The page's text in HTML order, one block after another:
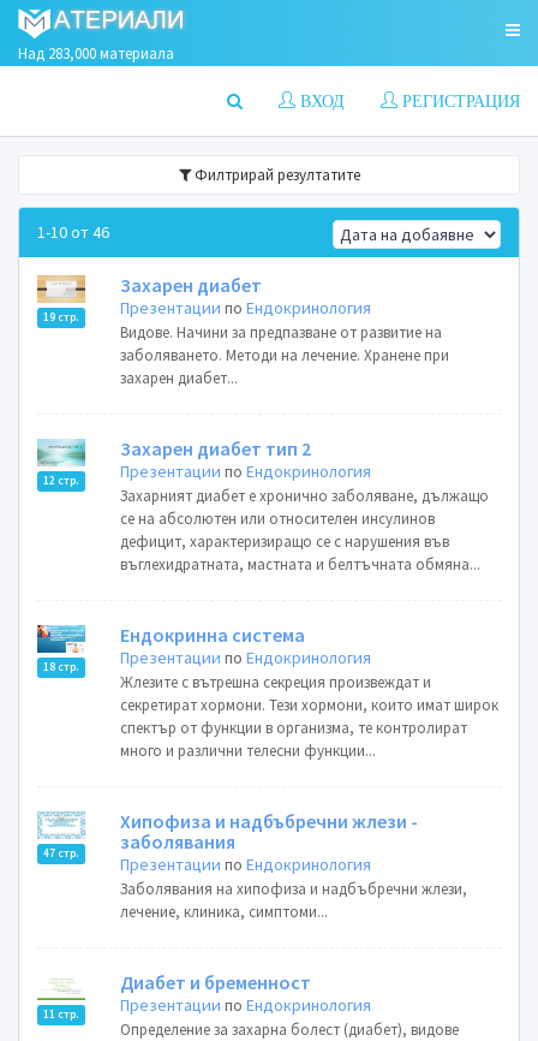
Над 283,000 материала
РЕГИСТРАЦИЯ
ВХОД
Филтрирай резултатите
1-10 от 46
19 стр.
Захарен диабет
Презентации поЕндокринология
Видове. Начини за предпазване от развитие на
заболяването. Методи на лечение. Хранене при
захарен диабет...
12 стр.
Захарен диабет тип 2
Презентации поЕндокринология
Захарният диабет е хронично заболяване, дължащо
се на абсолютен или относителен инсулинов
дефицит, характеризиращо се с нарушения във
въглехидратната, мастната и белтъчната обмяна...
18 стр.
Ендокринна система
Презентации поЕндокринология
Жлезите с вътрешна секреция произвеждат и
секретират хормони. Тези хормони, които имат широк
спектър от функции в организма, те контролират
много и различни телесни функции...
47 стр.
Хипофиза и надбъбречни жлези -
заболявания
Презентации поЕндокринология
Заболявания на хипофиза и надбъбречни жлези,
лечение, клиника, симптоми...
11 стр.
Диабет и бременност
Презентации поЕндокринология
Определение за захарна болест (диабет), видове